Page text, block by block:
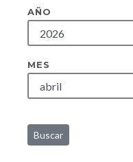
AÑO
MES
Buscar